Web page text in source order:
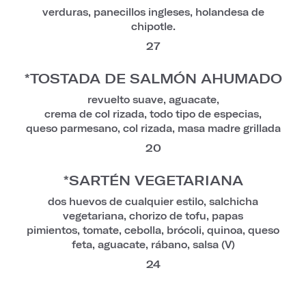
verduras, panecillos ingleses, holandesa de
chipotle.
27
*TOSTADA DE SALMÓN AHUMADO
revuelto suave, aguacate,
crema de col rizada, todo tipo de especias,
queso parmesano, col rizada, masa madre grillada
20
*SARTÉN VEGETARIANA
dos huevos de cualquier estilo, salchicha
vegetariana, chorizo de tofu, papas
pimientos, tomate, cebolla, brócoli, quinoa, queso
feta, aguacate, rábano, salsa (V)
24